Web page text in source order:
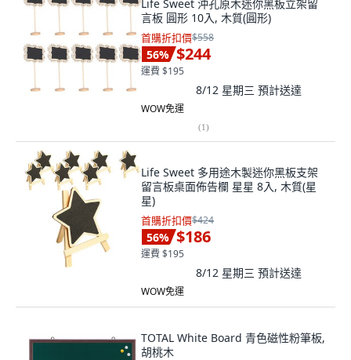
Life Sweet 沖孔原木迷你黑板立架留
言板 圓形 10入, 木質(圓形)
首購折扣價$558
56% $244
運費 $195
8/12 星期三 預計送達
WOW免運
(1)
Life Sweet 多用途木製迷你黑板支架
留言板桌面佈告欄 星星 8入, 木質(星
星)
首購折扣價$424
56% $186
運費 $195
8/12 星期三 預計送達
WOW免運
TOTAL White Board 青色磁性粉筆板,
胡桃木